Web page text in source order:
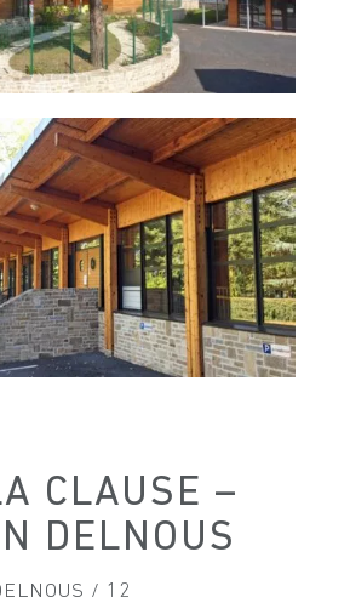
CLAUSE –
DELNOUS
/ 12